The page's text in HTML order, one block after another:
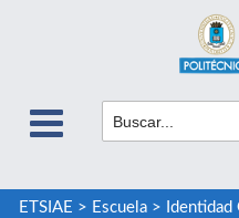
ETSIAE > Escuela> Identidad